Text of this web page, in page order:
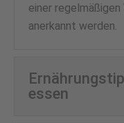
einer
anerkannt werden.
essen